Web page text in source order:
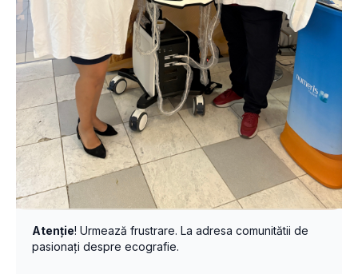
Atenție! Urmează frustrare. La adresa comunitătii de
pasionați despre ecografie.